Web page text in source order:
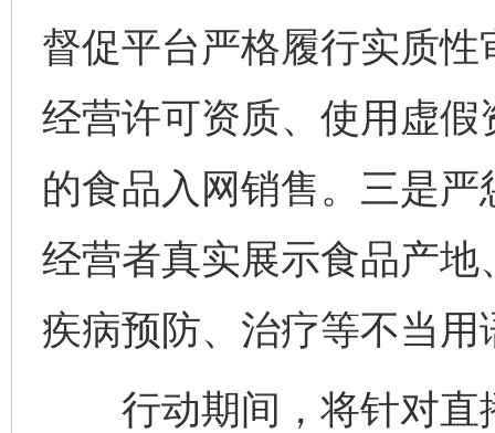
督促平台严格履行实质
经营许可资质、使用虚
的食品入网销售。三是
经营者真实展示食品产
疾病预防、治疗等不当用
行动期间，将针对直